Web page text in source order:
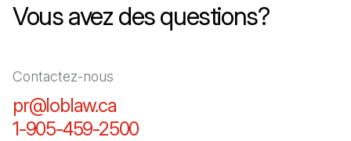
Vous avez des questions?
Contactez-nous
pr@loblaw.ca
1-905-459-2500